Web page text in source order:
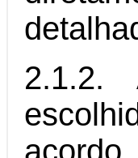
2.1.2.